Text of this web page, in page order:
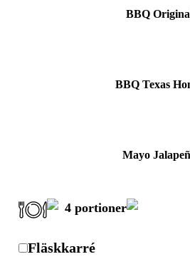
4 portioner
Fläskkarré
BBQ
BBQ Texas
Mayo